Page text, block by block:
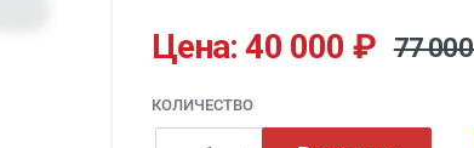
Цена: 40 000 ₽ 77
КОЛИЧЕСТВО